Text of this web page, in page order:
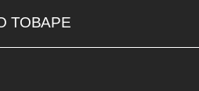
ТОВАРЕ